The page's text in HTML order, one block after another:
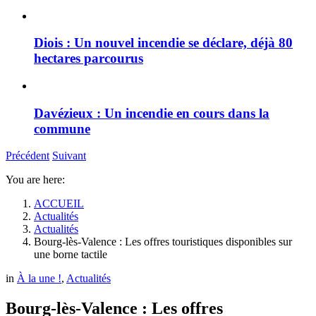
Diois : Un nouvel incendie se déclare, déjà 80
hectares parcourus
Davézieux : Un incendie en cours dans la
commune
Précédent Suivant
You are here:
ACCUEIL
Actualités
Actualités
Bourg-lès-Valence : Les offres touristiques disponibles sur
une borne tactile
in À la une !, Actualités
Bourg-lès-Valence : Les offres